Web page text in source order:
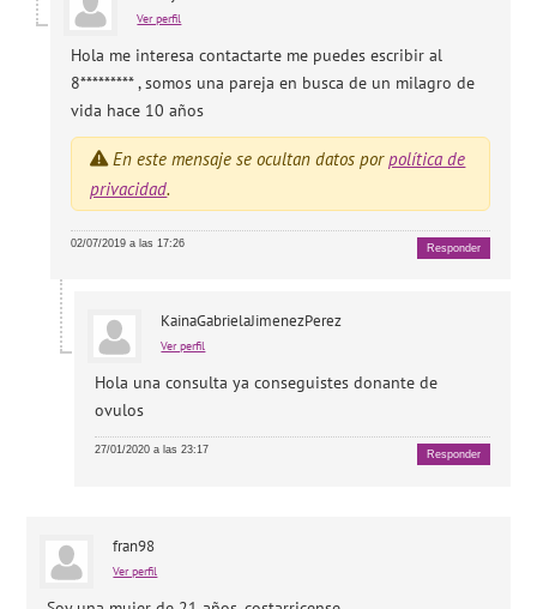
Ver perfil
Hola me interesa contactarte me puedes escribir al
8********* , somos una pareja en busca de un milagro de
vida hace 10 años
En este mensaje se ocultan datos porpolítica de
privacidad.
02/07/2019 a las 17:26 Responder
KainaGabrielaJimenezPerez
Ver perfil
Hola una consulta ya conseguistes donante de
ovulos
27/01/2020 a las 23:17 Responder
fran98
Ver perfil